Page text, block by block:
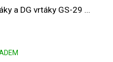
a DG vrtáky GS-29 ...